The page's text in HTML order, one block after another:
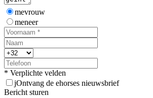
mevrouw
meneer
* Verplichte velden
jOntvang de ehorses nieuwsbrief
Bericht sturen